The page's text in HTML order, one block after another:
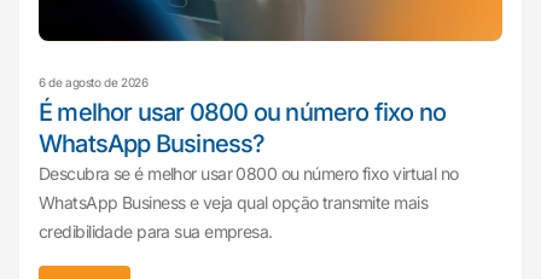
6 de agosto de 2026
É melhor usar 0800 ou número fixo no
WhatsApp Business?
Descubra se é melhor usar 0800 ou número fixo virtual no
WhatsApp Business e veja qual opção transmite mais
credibilidade para sua empresa.